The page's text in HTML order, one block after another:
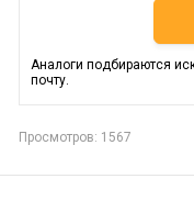
Аналоги подбираются
почту.
Просмотров: 1567